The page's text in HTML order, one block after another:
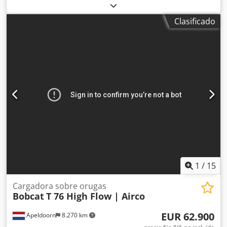
1.150 mm
Ninguno, fabricante: Bobcat Dcodpfxjyi I Rne Alyok
Clasificado
1 / 15
Apeldoorn 8.270 km
Cargadora sobre orugas
BobcatT 76 High Flow | Airco
EUR 62.900